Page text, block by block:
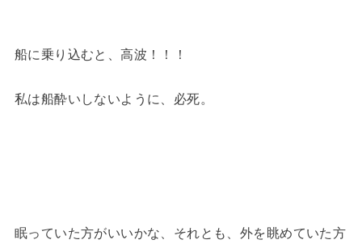
船に乗り込むと、高波！！！
私は船酔いしないように、必死。
眠っていた方がいいかな、それとも、外を眺めていた方